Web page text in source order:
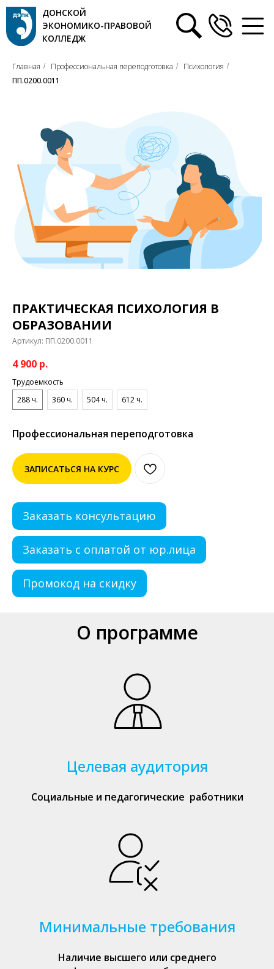
ДОНСКОЙ
ЭКОНОМИКО-ПРАВОВОЙ
КОЛЛЕДЖ
Главная / Профессиональная переподготовка / Психология /
ПП.0200.0011
ПРАКТИЧЕСКАЯ ПСИХОЛОГИЯ В
ОБРАЗОВАНИИ
Артикул: ПП.0200.0011
4 900 р.
Трудоемкость
288 ч.
360 ч. 504 ч. 612 ч.
Профессиональная переподготовка
ЗАПИСАТЬСЯ НА КУРС
Заказать консультацию
Заказать с оплатой от юр.лица
Промокод на скидку
О программе
Целевая аудитория
Социальные и педагогические работники
Минимальные требования
Наличие высшего или среднего